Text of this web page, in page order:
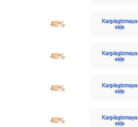
40%
Karşılaştırmaya
ekle
40%
Karşılaştırmaya
ekle
40%
Karşılaştırmaya
ekle
40%
Karşılaştırmaya
ekle